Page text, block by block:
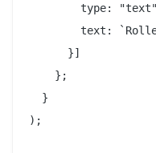
type:
text:
      }]
    };
  }
);